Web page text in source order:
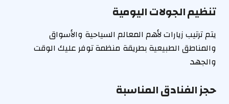
تنظيم الجولات اليومية
يتم ترتيب زيارات لأهم المعالم السياحية والأسواق
والمناطق الطبيعية بطريقة منظمة توفر عليك الوقت
والجهد.
حجز الفنادق المناسبة